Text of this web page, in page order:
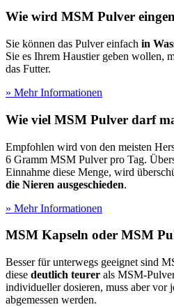
Wie wird MSM Pulver
Sie können das Pulver einfach in
Sie es Ihrem Haustier geben wollen,
das Futter.
» Mehr Informationen
Wie viel MSM Pulver darf
Empfohlen wird von den meisten
6 Gramm MSM Pulver pro Tag.
Einnahme diese Menge, wird
die Nieren ausgeschieden.
» Mehr Informationen
MSM Kapseln oder MSM
Besser für unterwegs geeignet sind
diese deutlich teurer als MSM-
individueller dosieren, muss aber vor
abgemessen werden.